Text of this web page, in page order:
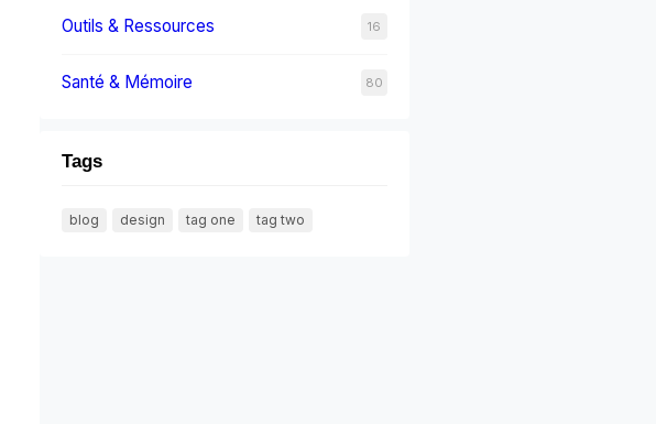
Outils & Ressources 16
Santé & Mémoire 80
Tags
blog design tag one tag two